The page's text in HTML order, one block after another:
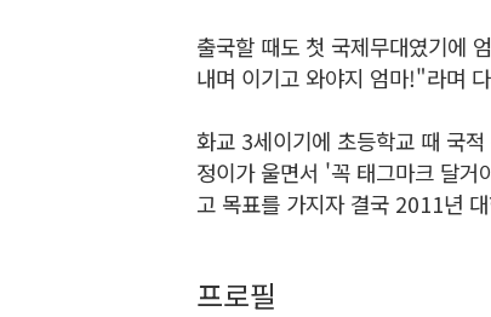
출국할 때도 첫 국제무대였기에
내며 이기고 와야지 엄마!"라며
화교 3세이기에 초등학교 때 국
정이가 울면서 '꼭 태그마크 달거
고 목표를 가지자 결국 2011년
프로필